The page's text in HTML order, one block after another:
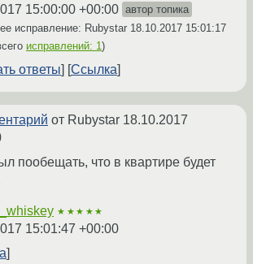
15:00:00 +00:00 автор топика
исправление: Rubystar 18.10.2017 15:01:17
исправлений: 1)
ответы Ссылка
от Rubystar 18.10.2017
пообещать, что в квартире будет
★★★★★
15:01:47 +00:00